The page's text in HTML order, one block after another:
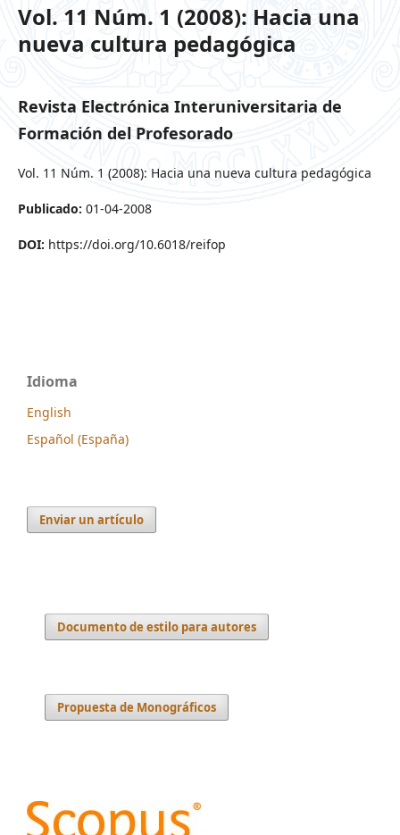
Vol. 11 Núm. 1 (2008): Hacia una
nueva cultura pedagógica
Revista Electrónica Interuniversitaria de
Formación del Profesorado
Vol. 11 Núm. 1 (2008): Hacia una nueva cultura pedagógica
Publicado: 01-04-2008
DOI: https://doi.org/10.6018/reifop
Idioma
English
Español (España)
Enviar un artículo
Documento de estilo para autores
Propuesta de Monográficos